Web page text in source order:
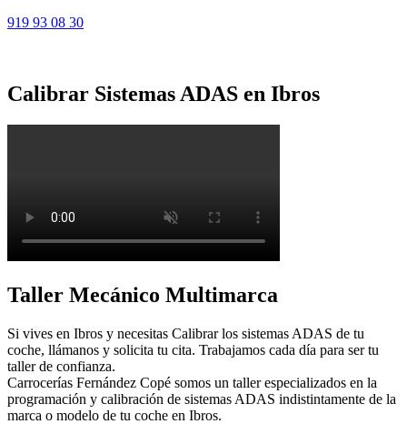
919 93 08 30
Calibrar Sistemas ADAS en Ibros
Taller Mecánico Multimarca
Si vives en Ibros y necesitas Calibrar los sistemas ADAS de tu
coche, llámanos y solicita tu cita. Trabajamos cada día para ser tu
taller de confianza.
Carrocerías Fernández Copé somos un taller especializados en la
programación y calibración de sistemas ADAS indistintamente de la
marca o modelo de tu coche en Ibros.